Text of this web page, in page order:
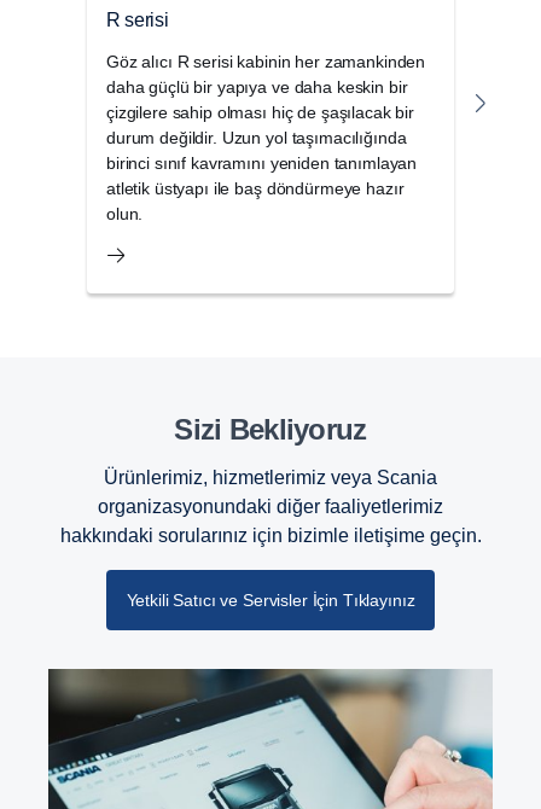
R serisi
Göz alıcı R serisi kabinin her zamankinden
daha güçlü bir yapıya ve daha keskin bir
çizgilere sahip olması hiç de şaşılacak bir
durum değildir. Uzun yol taşımacılığında
birinci sınıf kavramını yeniden tanımlayan
atletik üstyapı ile baş döndürmeye hazır
olun.
Sizi Bekliyoruz
Ürünlerimiz, hizmetlerimiz veya Scania
organizasyonundaki diğer faaliyetlerimiz
hakkındaki sorularınız için bizimle iletişime geçin.
Yetkili Satıcı ve Servisler İçin Tıklayınız